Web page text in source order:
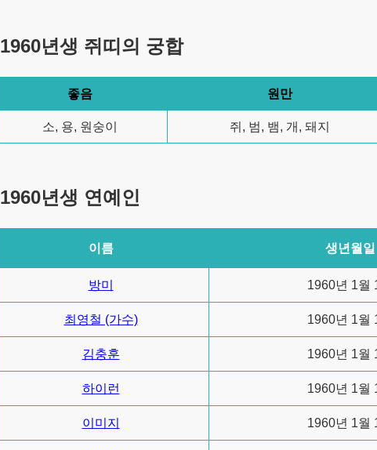
1960년생 쥐 띠의 궁합
좋음 원만
소, 용, 원숭이 쥐, 범, 뱀, 개, 돼지
1960년생 연예인
이름 생년월일
방미 1960년 1월
최영철 (가수) 1960년 1월
김충훈 1960년 1월
하이런 1960년 1월
이미지 1960년 1월